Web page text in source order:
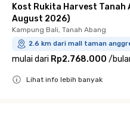
Kost Rukita Harvest Tanah
August 2026)
Kampung Bali, Tanah Abang
2.6 km dari mall taman
mulai dari Rp2.768.000 /
Lihat info lebih banyak